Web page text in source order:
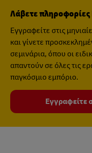
Λάβετε
Εγγραφείτε στις
και γίνετε
σεμινάρια, όπου οι
απαντούν σε όλες τις
παγκόσμιο εμπόριο.
Εγγραφείτε